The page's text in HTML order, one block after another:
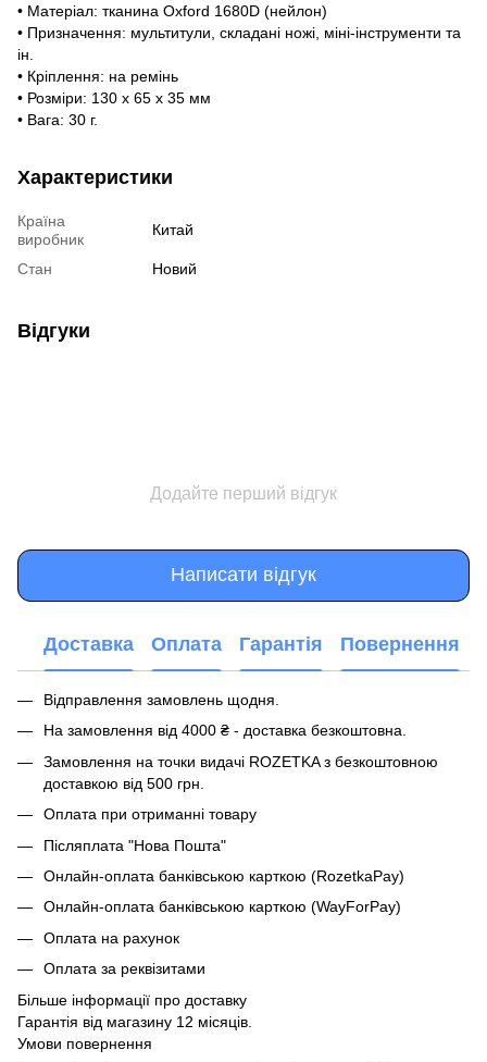
• Матеріал: тканина Oxford 1680D (нейлон)
• Призначення: мультитули, складані ножі, міні-інструменти та
ін.
• Кріплення: на ремінь
• Розміри: 130 х 65 х 35 мм
• Вага: 30 г.
Характеристики
Країна
виробник
Китай
Стан Новий
Відгуки
Додайте перший відгук
Написати відгук
Доставка Оплата Гарантія Повернення
Відправлення замовлень щодня.
На замовлення від 4000 ₴ - доставка безкоштовна.
Замовлення на точки видачі ROZETKA з безкоштовною
доставкою від 500 грн.
Оплата при отриманні товару
Післяплата "Нова Пошта"
Онлайн-оплата банківською карткою (RozetkaPay)
Онлайн-оплата банківською карткою (WayForPay)
Оплата на рахунок
Оплата за реквізитами
Більше інформації про доставку
Гарантія від магазину 12 місяців.
Умови повернення